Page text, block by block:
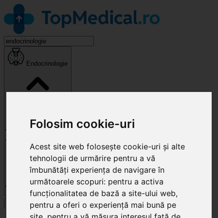
Folosim cookie-uri
Acest site web folosește cookie-uri și alte
tehnologii de urmărire pentru a vă
îmbunătăți experiența de navigare în
următoarele scopuri: pentru a activa
funcționalitatea de bază a site-ului web,
pentru a oferi o experiență mai bună pe
Endocrinologie
Cluj-Napoca
Specialități